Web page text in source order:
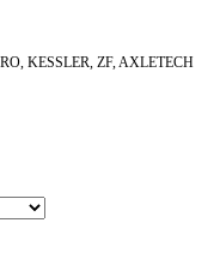
KESSLER, ZF, AXLETECH